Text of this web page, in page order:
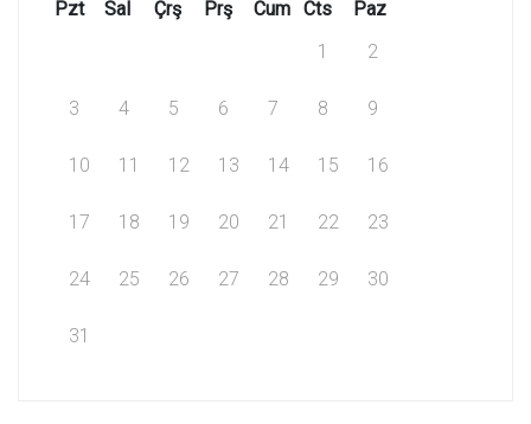
Pzt
Sal Çrş Prş Cum Cts
Paz
1
2
3 4 5 6 7 8 9
10 11 12 13 14 15 16
17 18 19 20 21 22 23
24 25 26 27 28 29 30
31